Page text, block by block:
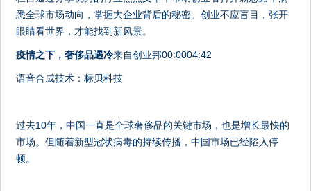
悉全球市场动向，掌握大企业背后的秘密。创业不应盲目，张开
眼睛看世界，才能找到新风景。
疫情之下，奢侈品遇冷来自创业邦00:0004:42
语音合成技术：标贝科技
过去10年，中国一直是全球奢侈品的关键市场，也是增长最快的
市场。但随着新型冠状病毒的持续传播，中国市场已经陷入停
顿。